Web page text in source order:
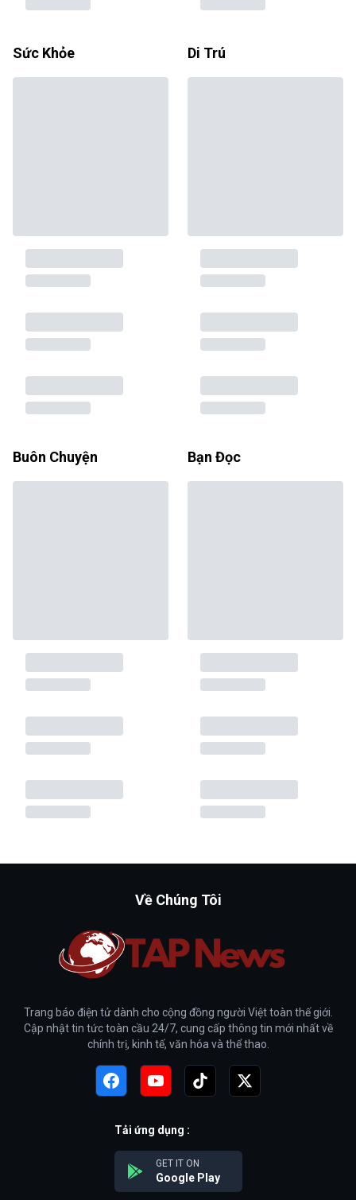
Sức Khỏe Di Trú
Buôn Chuyện Bạn Đọc
Về Chúng Tôi
Trang báo điện tử dành cho cộng đồng người Việt toàn thế giới.
Cập nhật tin tức toàn cầu 24/7, cung cấp thông tin mới nhất về
chính trị, kinh tế, văn hóa và thể thao.
Tải ứng dụng :
GET IT ON
Google Play